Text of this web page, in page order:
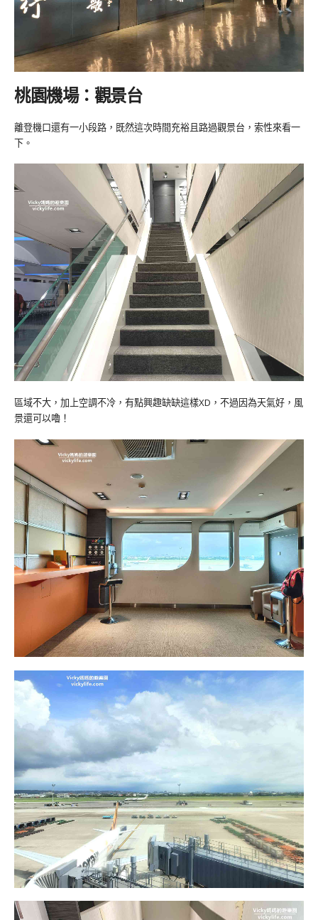
桃園機場：觀景台
離登機口還有一小段路，既然這次時間充裕且路過觀景台，索性來看一
下。
區域不大，加上空調不冷，有點興趣缺缺這樣XD，不過因為天氣好，風
景還可以嚕！